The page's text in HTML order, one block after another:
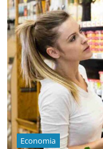
Economia